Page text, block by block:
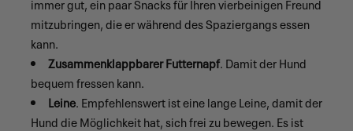
immer gut, ein paar Snacks für Ihren vierbeinigen Freund
mitzubringen, die er während des Spaziergangs essen
kann.
Zusammenklappbarer Futternapf. Damit der Hund
bequem fressen kann.
Leine. Empfehlenswert ist eine lange Leine, damit der
Hund die Möglichkeit hat, sich frei zu bewegen. Es ist